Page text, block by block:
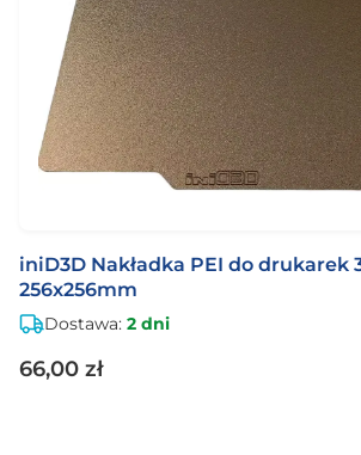
iniD3D Nakładka PEI do drukarek
256x256mm
Dostawa: 2 dni
66,00 zł